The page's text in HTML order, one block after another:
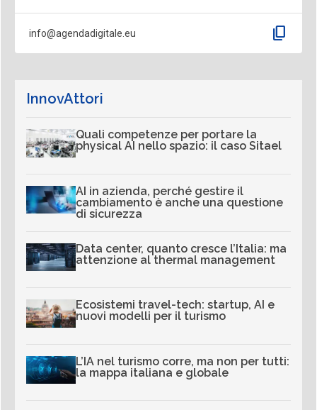
info@agendadigitale.eu content_copy
InnovAttori
Quali competenze per portare la
physical AI nello spazio: il caso Sitael
AI in azienda, perché gestire il
cambiamento è anche una questione
di sicurezza
Data center, quanto cresce l’Italia: ma
attenzione al thermal management
Ecosistemi travel-tech: startup, AI e
nuovi modelli per il turismo
L’IA nel turismo corre, ma non per tutti:
la mappa italiana e globale